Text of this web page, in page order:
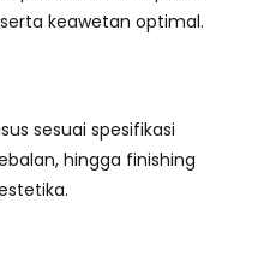
keawetan optimal.
sesuai spesifikasi
hingga finishing